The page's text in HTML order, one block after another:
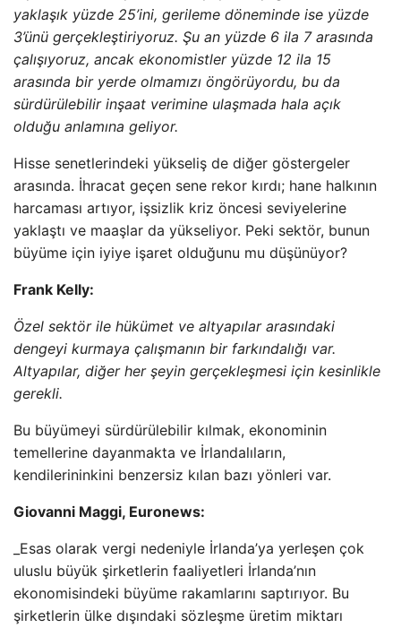
yaklaşık yüzde 25’ini, gerileme döneminde ise yüzde
3’ünü gerçekleştiriyoruz. Şu an yüzde 6 ila 7 arasında
çalışıyoruz, ancak ekonomistler yüzde 12 ila 15
arasında bir yerde olmamızı öngörüyordu, bu da
sürdürülebilir inşaat verimine ulaşmada hala açık
olduğu anlamına geliyor.
Hisse senetlerindeki yükseliş de diğer göstergeler
arasında. İhracat geçen sene rekor kırdı; hane halkının
harcaması artıyor, işsizlik kriz öncesi seviyelerine
yaklaştı ve maaşlar da yükseliyor. Peki sektör, bunun
büyüme için iyiye işaret olduğunu mu düşünüyor?
Frank Kelly:
Özel sektör ile hükümet ve altyapılar arasındaki
dengeyi kurmaya çalışmanın bir farkındalığı var.
Altyapılar, diğer her şeyin gerçekleşmesi için kesinlikle
gerekli.
Bu büyümeyi sürdürülebilir kılmak, ekonominin
temellerine dayanmakta ve İrlandalıların,
kendilerininkini benzersiz kılan bazı yönleri var.
Giovanni Maggi, Euronews:
_Esas olarak vergi nedeniyle İrlanda’ya yerleşen çok
uluslu büyük şirketlerin faaliyetleri İrlanda’nın
ekonomisindeki büyüme rakamlarını saptırıyor. Bu
şirketlerin ülke dışındaki sözleşme üretim miktarı